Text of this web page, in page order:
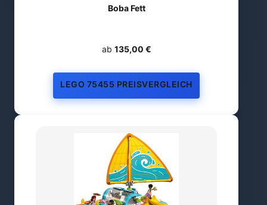
Boba Fett
ab 135,00 €
LEGO 75455 PREISVERGLEICH